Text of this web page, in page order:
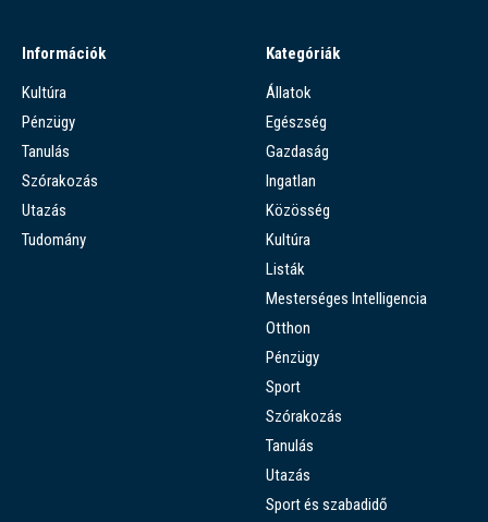
Információk
Kultúra
Pénzügy
Tanulás
Szórakozás
Utazás
Tudomány
Kategóriák
Állatok
Egészség
Gazdaság
Ingatlan
Közösség
Kultúra
Listák
Mesterséges Intelligencia
Otthon
Pénzügy
Sport
Szórakozás
Tanulás
Utazás
Sport és szabadidő